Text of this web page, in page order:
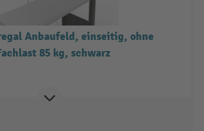
Anbaufeld, einseitig, ohne
85 kg, schwarz